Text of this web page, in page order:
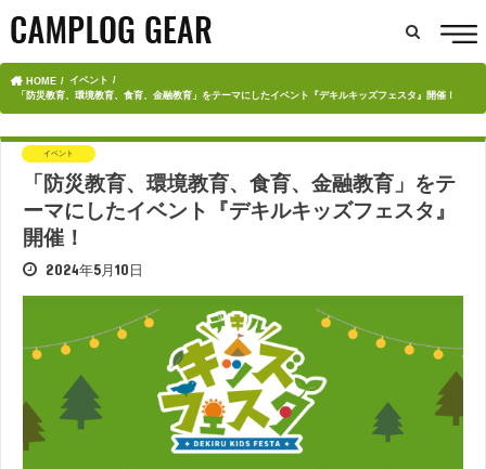
HOME
イベント
「防災教育、環境教育、食育、金融教育」をテーマにしたイベント『デキルキッズフェスタ』開催！
イベント
「防災教育、環境教育、食育、金融教育」をテ
ーマにしたイベント『デキルキッズフェスタ』
開催！
2024年5月10日